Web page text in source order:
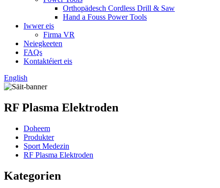
Orthopädesch Cordless Drill & Saw
Hand a Fouss Power Tools
Iwwer eis
Firma VR
Neiegkeeten
FAQs
Kontaktéiert eis
English
RF Plasma Elektroden
Doheem
Produkter
Sport Medezin
RF Plasma Elektroden
Kategorien